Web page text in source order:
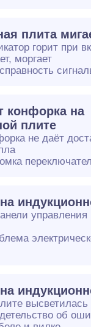
плита
горит при
моргает
конфорка на
плите
не даёт
управления
об